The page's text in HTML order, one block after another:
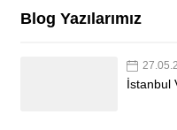
Blog Yazılarımız
İstanbul